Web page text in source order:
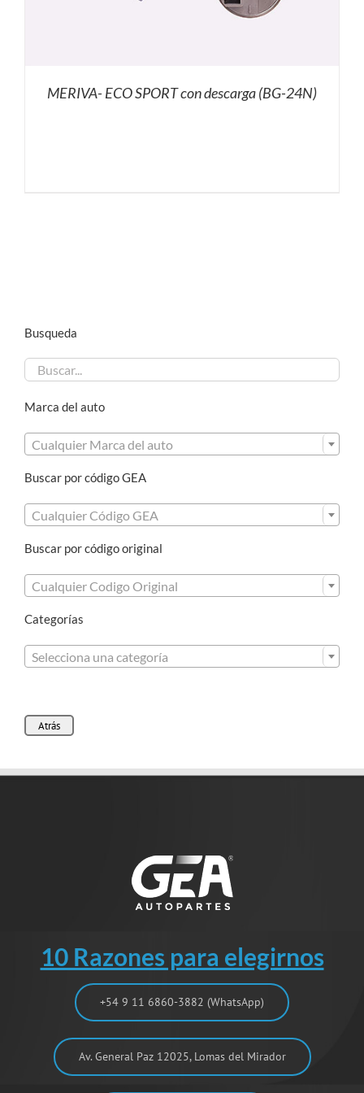
MERIVA- ECO SPORT con descarga (BG-24N)
Busqueda
Marca del auto
Cualquier Marca del auto
Buscar por código GEA
Cualquier Código GEA
Buscar por código original
Cualquier Codigo Original
Categorías
Selecciona una categoría
Atrás
10 Razones para elegirnos
+54 9 11 6860-3882 (WhatsApp)
Av. General Paz 12025, Lomas del Mirador